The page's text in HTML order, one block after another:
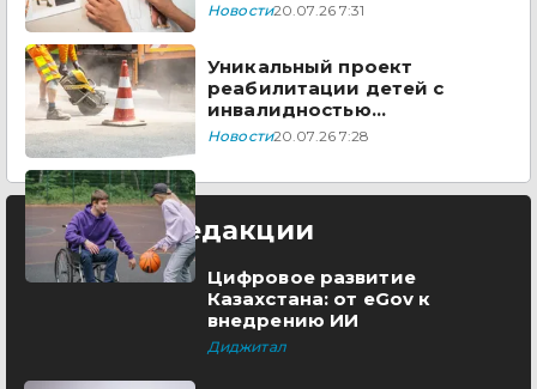
Новости20.07.26 7:31
Уникальный проект
реабилитации детей с
инвалидностью
масштабируют в Казахстане
Новости20.07.26 7:28
Выбор редакции
Цифровое развитие
Казахстана: от eGov к
внедрению ИИ
Диджитал